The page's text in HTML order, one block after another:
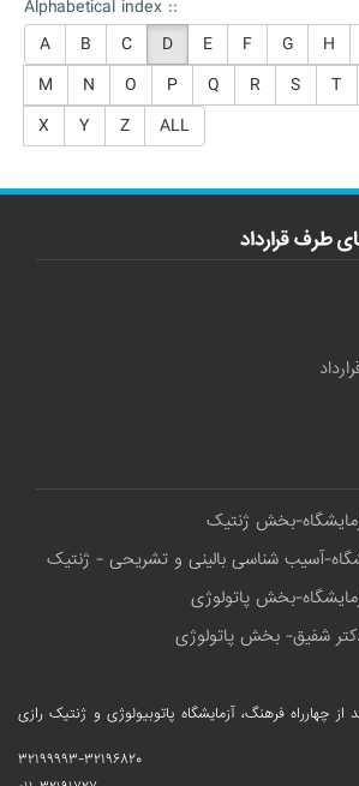
Alphabetical index ::
A
B C D E F G H
M
N O P Q R S T
X
Y Z ALL
طرف قرارداد
بخش ژنتیک
آسیب شناسی بالینی و تشریحی - ژنتیک
بخش پاتولوژی
شفیق- بخش پاتولوژی
چهارراه فرهنگ، آزمایشگاه پاتوبیولوژی و ژنتیک رازی
۳۲۱۹۹۹۹۳-۳۲۱۹۶۸۲۰